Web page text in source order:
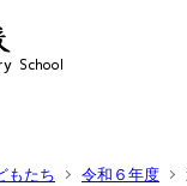
もたち 令和６年度